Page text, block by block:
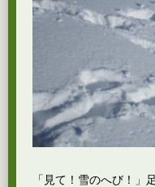
「見て！雪のへび！」